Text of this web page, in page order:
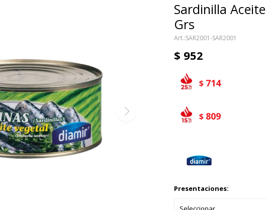
Sardinilla
Grs
SAR2001-SAR2001
$ 952
$ 714
$ 809
Presentaciones: